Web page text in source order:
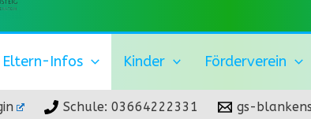
Eltern-Infos Kinder Förderverein
Schule: 03664222331 gs-